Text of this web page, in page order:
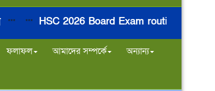
HSC 2026 Board Exam routine***
ফলাফল আমাদের সম্পর্কে অন্যান্য